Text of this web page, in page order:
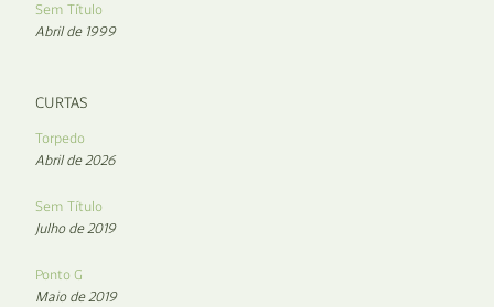
Sem Título
Abril de 1999
CURTAS
Torpedo
Abril de 2026
Sem Título
Julho de 2019
Ponto G
Maio de 2019